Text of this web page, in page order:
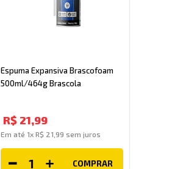
Espuma Expansiva Brascofoam
500ml/464g Brascola
R$ 21,99
Em até 1xR$ 21 99 sem juros
COMPRAR